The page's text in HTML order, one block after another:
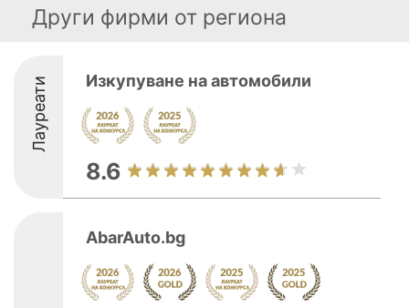
Други фирми от региона
Лауреати Изкупуване на автомобили
8.6
AbarAuto.bg